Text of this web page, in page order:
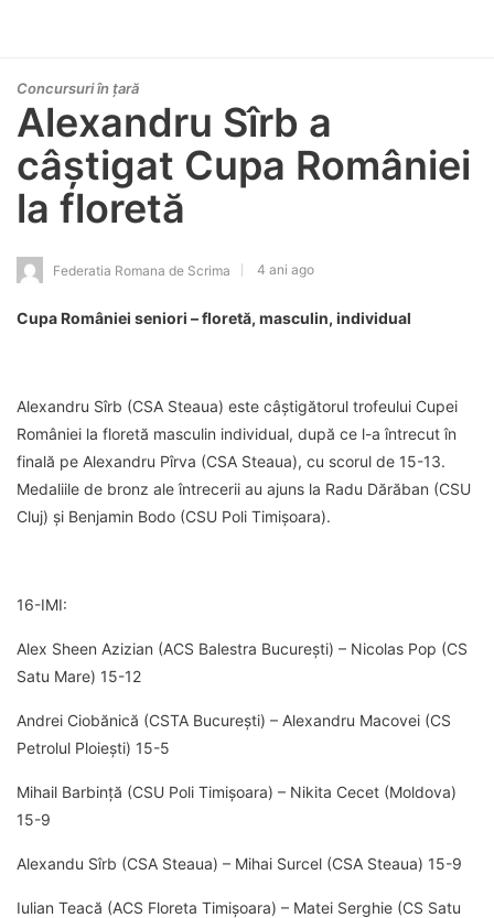
Concursuri în țară
Alexandru Sîrb a
câștigat Cupa României
la floretă
Federatia Romana de Scrima 4 ani ago
Cupa României seniori – floretă, masculin, individual
Alexandru Sîrb (CSA Steaua) este câștigătorul trofeului Cupei
României la floretă masculin individual, după ce l-a întrecut în
finală pe Alexandru Pîrva (CSA Steaua), cu scorul de 15-13.
Medaliile de bronz ale întrecerii au ajuns la Radu Dărăban (CSU
Cluj) și Benjamin Bodo (CSU Poli Timișoara).
16-IMI:
Alex Sheen Azizian (ACS Balestra București) – Nicolas Pop (CS
Satu Mare) 15-12
Andrei Ciobănică (CSTA București) – Alexandru Macovei (CS
Petrolul Ploiești) 15-5
Mihail Barbință (CSU Poli Timișoara) – Nikita Cecet (Moldova)
15-9
Alexandu Sîrb (CSA Steaua) – Mihai Surcel (CSA Steaua) 15-9
Iulian Teacă (ACS Floreta Timișoara) – Matei Serghie (CS Satu